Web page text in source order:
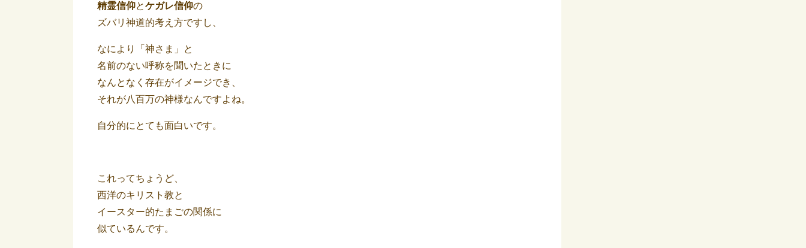
精霊信仰とケガレ信仰の
ズバリ神道的考え方ですし、
なにより「神さま」と
名前のない呼称を聞いたときに
なんとなく存在がイメージでき、
それが八百万の神様なんですよね。
自分的にとても面白いです。
これってちょうど、
西洋のキリスト教と
イースター的たまごの関係に
似ているんです。